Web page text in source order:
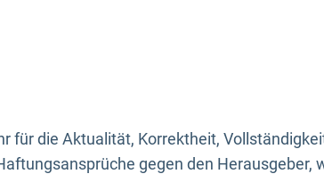
für die Aktualität, Korrektheit,
gegen den Herausgeber,